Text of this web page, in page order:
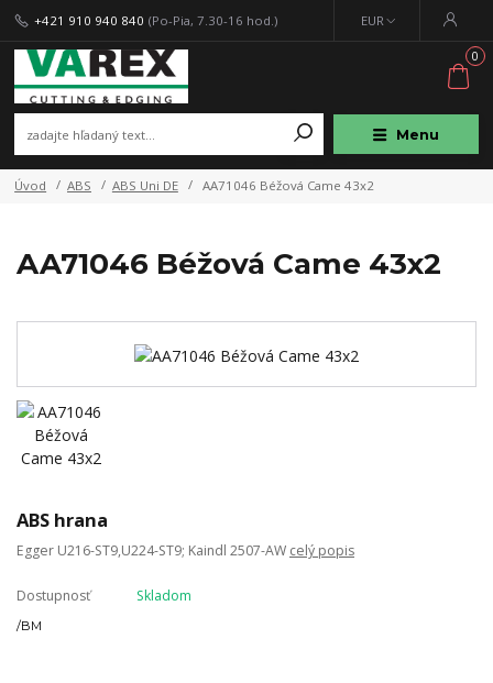
Menu
EUR
+421 910 940 840 (Po-Pia, 7.30-16 hod.)
0
Úvod ABS ABS Uni DE AA71046 Béžová Came 43x2
AA71046 Béžová Came 43x2
ABS hrana
Egger U216-ST9,U224-ST9; Kaindl 2507-AW celý popis
Dostupnosť Skladom
/BM